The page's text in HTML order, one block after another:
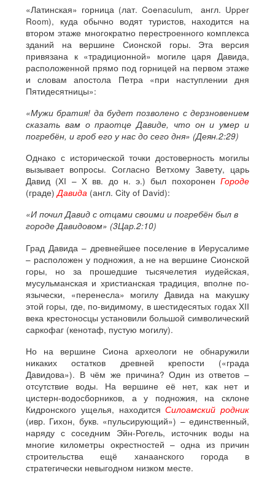
«Латинская» горница (лат. Coenaculum, англ. Upper
Room), куда обычно водят туристов, находится на
втором этаже многократно перестроенного комплекса
зданий на вершине Сионской горы. Эта версия
привязана к «традиционной» могиле царя Давида,
расположенной прямо под горницей на первом этаже
и словам апостола Петра «при наступлении дня
Пятидесятницы»:
«Мужи братия! да будет позволено с дерзновением
сказать вам о праотце Давиде, что он и умер и
погребён, и гроб его у нас до сего дня» (Деян.2:29)
Однако с исторической точки достоверность могилы
вызывает вопросы. Согласно Ветхому Завету, царь
Давид (XI – X вв. до н. э.) был похоронен Городе
(граде)Давида (англ. City of David):
«И почил Давид с отцами своими и погребён был в
городе Давидовом» (3Цар.2:10)
Град Давида – древнейшее поселение в Иерусалиме
– расположен у подножия, а не на вершине Сионской
горы, но за прошедшие тысячелетия иудейская,
мусульманская и христианская традиция, вполне по-
язычески, «перенесла» могилу Давида на макушку
этой горы, где, по-видимому, в шестидесятых годах XII
века крестоносцы установили большой символический
саркофаг (кенотаф, пустую могилу).
Но на вершине Сиона археологи не обнаружили
никаких остатков древней крепости («града
Давидова»). В чём же причина? Один из ответов –
отсутствие воды. На вершине её нет, как нет и
цистерн-водосборников, а у подножия, на склоне
Кидронского ущелья, находитсяСилоамский родник
(ивр. Гихон, букв. «пульсирующий») – единственный,
наряду с соседним Эйн-Рогель, источник воды на
многие километры окрестностей – одна из причин
строительства ещё ханаанского города в
стратегически невыгодном низком месте.